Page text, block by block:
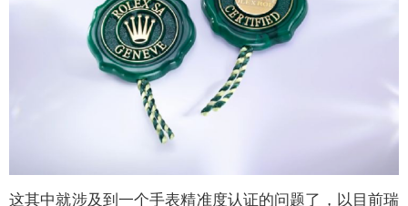
这其中就涉及到一个手表精准度认证的问题了，以目前瑞